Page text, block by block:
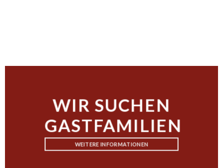
WIR SUCHEN
GASTFAMILIEN
WEITERE INFORMATIONEN